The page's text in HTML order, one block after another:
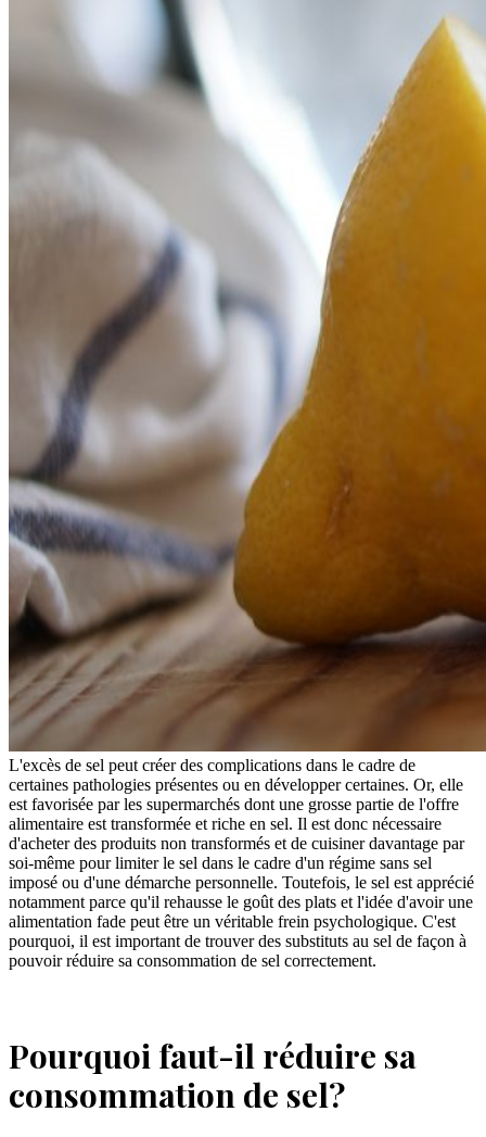
L'excès de sel peut créer des complications dans le cadre de
certaines pathologies présentes ou en développer certaines. Or, elle
est favorisée par les supermarchés dont une grosse partie de l'offre
alimentaire est transformée et riche en sel. Il est donc nécessaire
d'acheter des produits non transformés et de cuisiner davantage par
soi-même pour limiter le sel dans le cadre d'un régime sans sel
imposé ou d'une démarche personnelle. Toutefois, le sel est apprécié
notamment parce qu'il rehausse le goût des plats et l'idée d'avoir une
alimentation fade peut être un véritable frein psychologique. C'est
pourquoi, il est important de trouver des substituts au sel de façon à
pouvoir réduire sa consommation de sel correctement.
Pourquoi faut-il réduire sa
consommation de sel?